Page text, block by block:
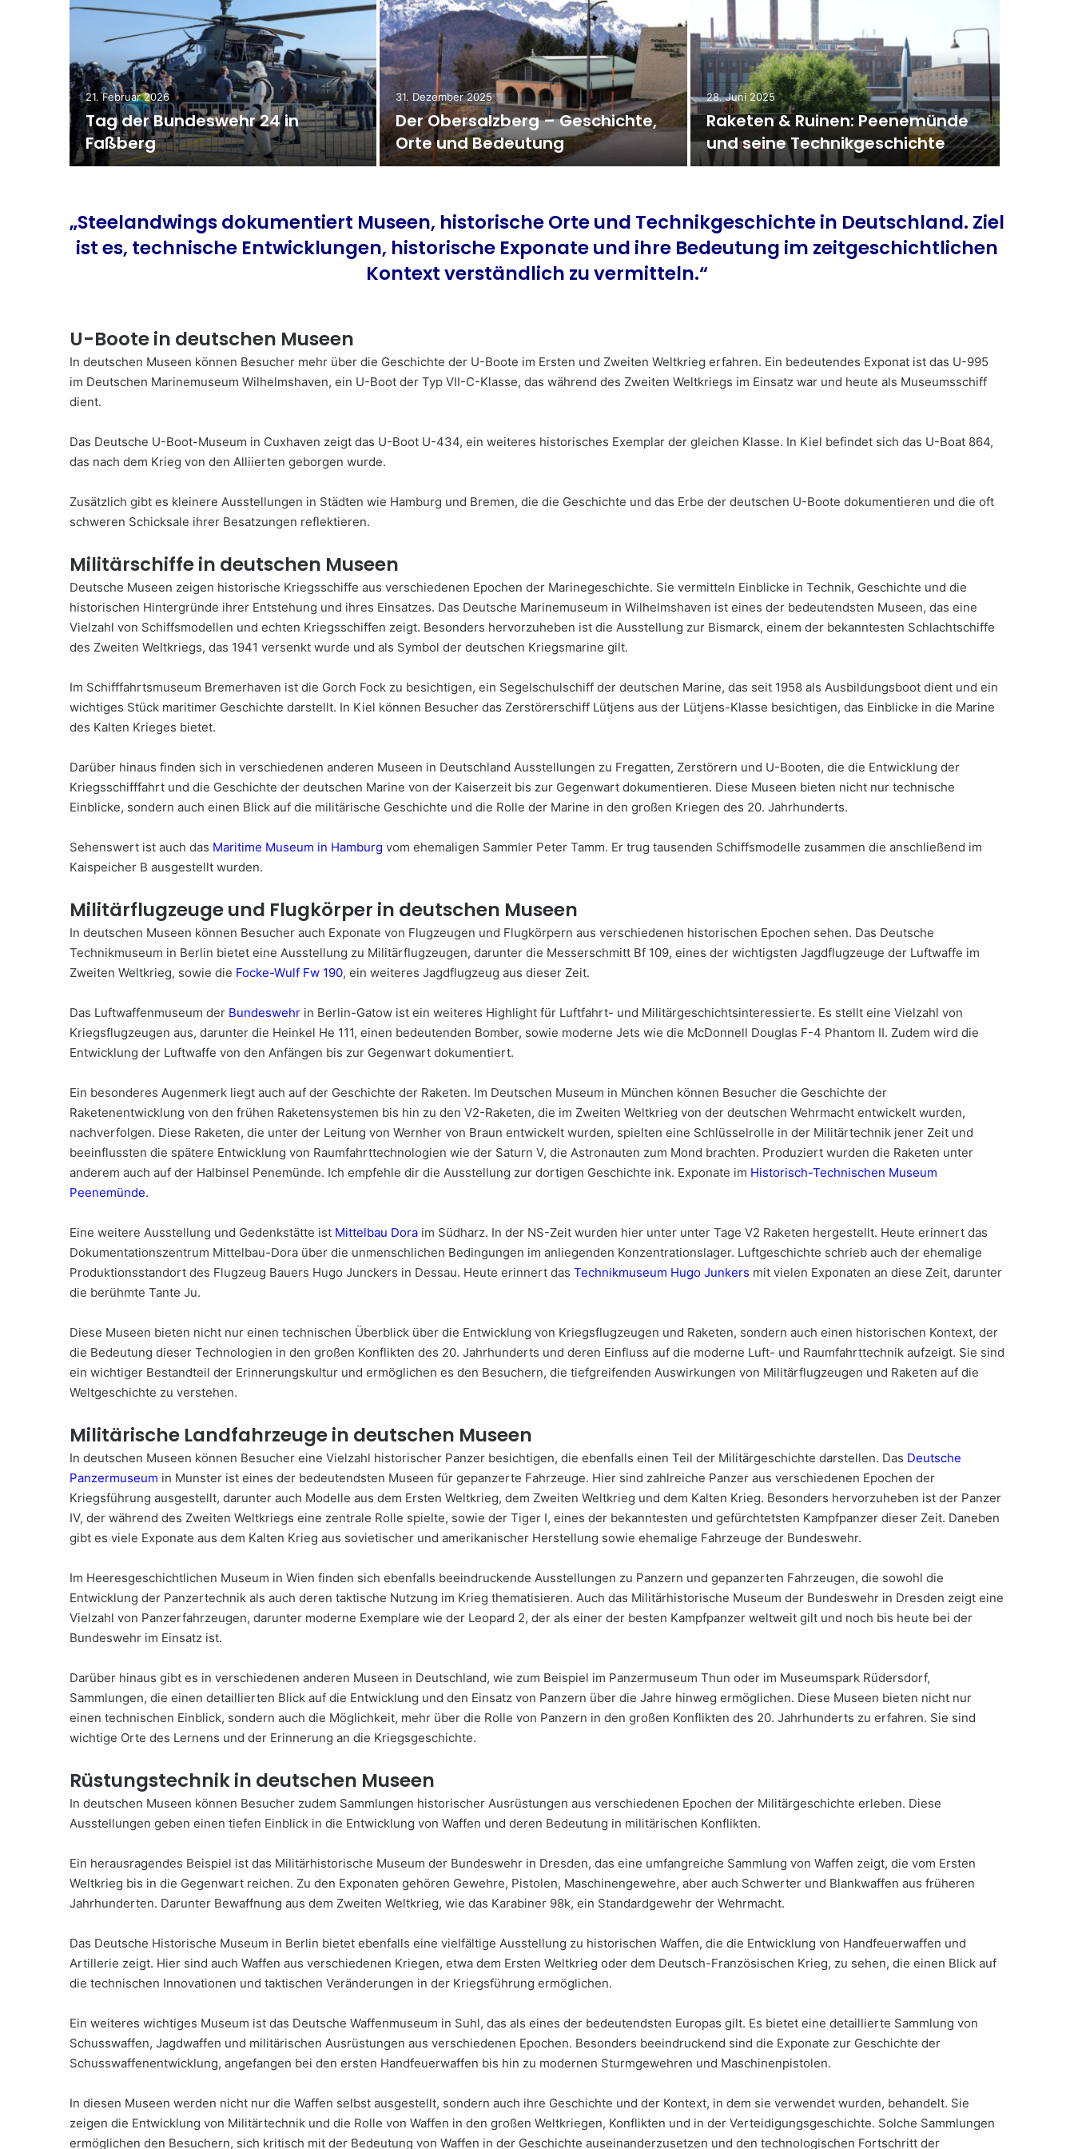
21. Februar 2026
Tag der Bundeswehr 24 in
Faßberg
31. Dezember 2025
Der Obersalzberg – Geschichte,
Orte und Bedeutung
28. Juni 2025
Raketen & Ruinen: Peenemünde
und seine Technikgeschichte
„Steelandwings dokumentiert Museen, historische Orte und Technikgeschichte in Deutschland. Ziel
ist es, technische Entwicklungen, historische Exponate und ihre Bedeutung im zeitgeschichtlichen
Kontext verständlich zu vermitteln.“
U-Boote in deutschen Museen
In deutschen Museen können Besucher mehr über die Geschichte der U-Boote im Ersten und Zweiten Weltkrieg erfahren. Ein bedeutendes Exponat ist das U-995
im Deutschen Marinemuseum Wilhelmshaven, ein U-Boot der Typ VII-C-Klasse, das während des Zweiten Weltkriegs im Einsatz war und heute als Museumsschiff
dient.
Das Deutsche U-Boot-Museum in Cuxhaven zeigt das U-Boot U-434, ein weiteres historisches Exemplar der gleichen Klasse. In Kiel befindet sich das U-Boat 864,
das nach dem Krieg von den Alliierten geborgen wurde.
Zusätzlich gibt es kleinere Ausstellungen in Städten wie Hamburg und Bremen, die die Geschichte und das Erbe der deutschen U-Boote dokumentieren und die oft
schweren Schicksale ihrer Besatzungen reflektieren.
Militärschiffe in deutschen Museen
Deutsche Museen zeigen historische Kriegsschiffe aus verschiedenen Epochen der Marinegeschichte. Sie vermitteln Einblicke in Technik, Geschichte und die
historischen Hintergründe ihrer Entstehung und ihres Einsatzes. Das Deutsche Marinemuseum in Wilhelmshaven ist eines der bedeutendsten Museen, das eine
Vielzahl von Schiffsmodellen und echten Kriegsschiffen zeigt. Besonders hervorzuheben ist die Ausstellung zur Bismarck, einem der bekanntesten Schlachtschiffe
des Zweiten Weltkriegs, das 1941 versenkt wurde und als Symbol der deutschen Kriegsmarine gilt.
Im Schifffahrtsmuseum Bremerhaven ist die Gorch Fock zu besichtigen, ein Segelschulschiff der deutschen Marine, das seit 1958 als Ausbildungsboot dient und ein
wichtiges Stück maritimer Geschichte darstellt. In Kiel können Besucher das Zerstörerschiff Lütjens aus der Lütjens-Klasse besichtigen, das Einblicke in die Marine
des Kalten Krieges bietet.
Darüber hinaus finden sich in verschiedenen anderen Museen in Deutschland Ausstellungen zu Fregatten, Zerstörern und U-Booten, die die Entwicklung der
Kriegsschifffahrt und die Geschichte der deutschen Marine von der Kaiserzeit bis zur Gegenwart dokumentieren. Diese Museen bieten nicht nur technische
Einblicke, sondern auch einen Blick auf die militärische Geschichte und die Rolle der Marine in den großen Kriegen des 20. Jahrhunderts.
Sehenswert ist auch das Maritime Museum in Hamburg vom ehemaligen Sammler Peter Tamm. Er trug tausenden Schiffsmodelle zusammen die anschließend im
Kaispeicher B ausgestellt wurden.
Militärflugzeuge und Flugkörper in deutschen Museen
In deutschen Museen können Besucher auch Exponate von Flugzeugen und Flugkörpern aus verschiedenen historischen Epochen sehen. Das Deutsche
Technikmuseum in Berlin bietet eine Ausstellung zu Militärflugzeugen, darunter die Messerschmitt Bf 109, eines der wichtigsten Jagdflugzeuge der Luftwaffe im
Zweiten Weltkrieg, sowie die Focke-Wulf Fw 190, ein weiteres Jagdflugzeug aus dieser Zeit.
Das Luftwaffenmuseum der Bundeswehr in Berlin-Gatow ist ein weiteres Highlight für Luftfahrt- und Militärgeschichtsinteressierte. Es stellt eine Vielzahl von
Kriegsflugzeugen aus, darunter die Heinkel He 111, einen bedeutenden Bomber, sowie moderne Jets wie die McDonnell Douglas F-4 Phantom II. Zudem wird die
Entwicklung der Luftwaffe von den Anfängen bis zur Gegenwart dokumentiert.
Ein besonderes Augenmerk liegt auch auf der Geschichte der Raketen. Im Deutschen Museum in München können Besucher die Geschichte der
Raketenentwicklung von den frühen Raketensystemen bis hin zu den V2-Raketen, die im Zweiten Weltkrieg von der deutschen Wehrmacht entwickelt wurden,
nachverfolgen. Diese Raketen, die unter der Leitung von Wernher von Braun entwickelt wurden, spielten eine Schlüsselrolle in der Militärtechnik jener Zeit und
beeinflussten die spätere Entwicklung von Raumfahrttechnologien wie der Saturn V, die Astronauten zum Mond brachten. Produziert wurden die Raketen unter
anderem auch auf der Halbinsel Penemünde. Ich empfehle dir die Ausstellung zur dortigen Geschichte ink. Exponate im Historisch-Technischen Museum
Peenemünde.
Eine weitere Ausstellung und Gedenkstätte ist Mittelbau Dora im Südharz. In der NS-Zeit wurden hier unter unter Tage V2 Raketen hergestellt. Heute erinnert das
Dokumentationszentrum Mittelbau-Dora über die unmenschlichen Bedingungen im anliegenden Konzentrationslager. Luftgeschichte schrieb auch der ehemalige
Produktionsstandort des Flugzeug Bauers Hugo Junckers in Dessau. Heute erinnert das Technikmuseum Hugo Junkers mit vielen Exponaten an diese Zeit, darunter
die berühmte Tante Ju.
Diese Museen bieten nicht nur einen technischen Überblick über die Entwicklung von Kriegsflugzeugen und Raketen, sondern auch einen historischen Kontext, der
die Bedeutung dieser Technologien in den großen Konflikten des 20. Jahrhunderts und deren Einfluss auf die moderne Luft- und Raumfahrttechnik aufzeigt. Sie sind
ein wichtiger Bestandteil der Erinnerungskultur und ermöglichen es den Besuchern, die tiefgreifenden Auswirkungen von Militärflugzeugen und Raketen auf die
Weltgeschichte zu verstehen.
Militärische Landfahrzeuge in deutschen Museen
In deutschen Museen können Besucher eine Vielzahl historischer Panzer besichtigen, die ebenfalls einen Teil der Militärgeschichte darstellen. Das Deutsche
Panzermuseum in Munster ist eines der bedeutendsten Museen für gepanzerte Fahrzeuge. Hier sind zahlreiche Panzer aus verschiedenen Epochen der
Kriegsführung ausgestellt, darunter auch Modelle aus dem Ersten Weltkrieg, dem Zweiten Weltkrieg und dem Kalten Krieg. Besonders hervorzuheben ist der Panzer
IV, der während des Zweiten Weltkriegs eine zentrale Rolle spielte, sowie der Tiger I, eines der bekanntesten und gefürchtetsten Kampfpanzer dieser Zeit. Daneben
gibt es viele Exponate aus dem Kalten Krieg aus sovietischer und amerikanischer Herstellung sowie ehemalige Fahrzeuge der Bundeswehr.
Im Heeresgeschichtlichen Museum in Wien finden sich ebenfalls beeindruckende Ausstellungen zu Panzern und gepanzerten Fahrzeugen, die sowohl die
Entwicklung der Panzertechnik als auch deren taktische Nutzung im Krieg thematisieren. Auch das Militärhistorische Museum der Bundeswehr in Dresden zeigt eine
Vielzahl von Panzerfahrzeugen, darunter moderne Exemplare wie der Leopard 2, der als einer der besten Kampfpanzer weltweit gilt und noch bis heute bei der
Bundeswehr im Einsatz ist.
Darüber hinaus gibt es in verschiedenen anderen Museen in Deutschland, wie zum Beispiel im Panzermuseum Thun oder im Museumspark Rüdersdorf,
Sammlungen, die einen detaillierten Blick auf die Entwicklung und den Einsatz von Panzern über die Jahre hinweg ermöglichen. Diese Museen bieten nicht nur
einen technischen Einblick, sondern auch die Möglichkeit, mehr über die Rolle von Panzern in den großen Konflikten des 20. Jahrhunderts zu erfahren. Sie sind
wichtige Orte des Lernens und der Erinnerung an die Kriegsgeschichte.
Rüstungstechnik in deutschen Museen
In deutschen Museen können Besucher zudem Sammlungen historischer Ausrüstungen aus verschiedenen Epochen der Militärgeschichte erleben. Diese
Ausstellungen geben einen tiefen Einblick in die Entwicklung von Waffen und deren Bedeutung in militärischen Konflikten.
Ein herausragendes Beispiel ist das Militärhistorische Museum der Bundeswehr in Dresden, das eine umfangreiche Sammlung von Waffen zeigt, die vom Ersten
Weltkrieg bis in die Gegenwart reichen. Zu den Exponaten gehören Gewehre, Pistolen, Maschinengewehre, aber auch Schwerter und Blankwaffen aus früheren
Jahrhunderten. Darunter Bewaffnung aus dem Zweiten Weltkrieg, wie das Karabiner 98k, ein Standardgewehr der Wehrmacht.
Das Deutsche Historische Museum in Berlin bietet ebenfalls eine vielfältige Ausstellung zu historischen Waffen, die die Entwicklung von Handfeuerwaffen und
Artillerie zeigt. Hier sind auch Waffen aus verschiedenen Kriegen, etwa dem Ersten Weltkrieg oder dem Deutsch-Französischen Krieg, zu sehen, die einen Blick auf
die technischen Innovationen und taktischen Veränderungen in der Kriegsführung ermöglichen.
Ein weiteres wichtiges Museum ist das Deutsche Waffenmuseum in Suhl, das als eines der bedeutendsten Europas gilt. Es bietet eine detaillierte Sammlung von
Schusswaffen, Jagdwaffen und militärischen Ausrüstungen aus verschiedenen Epochen. Besonders beeindruckend sind die Exponate zur Geschichte der
Schusswaffenentwicklung, angefangen bei den ersten Handfeuerwaffen bis hin zu modernen Sturmgewehren und Maschinenpistolen.
In diesen Museen werden nicht nur die Waffen selbst ausgestellt, sondern auch ihre Geschichte und der Kontext, in dem sie verwendet wurden, behandelt. Sie
zeigen die Entwicklung von Militärtechnik und die Rolle von Waffen in den großen Weltkriegen, Konflikten und in der Verteidigungsgeschichte. Solche Sammlungen
ermöglichen den Besuchern, sich kritisch mit der Bedeutung von Waffen in der Geschichte auseinanderzusetzen und den technologischen Fortschritt der